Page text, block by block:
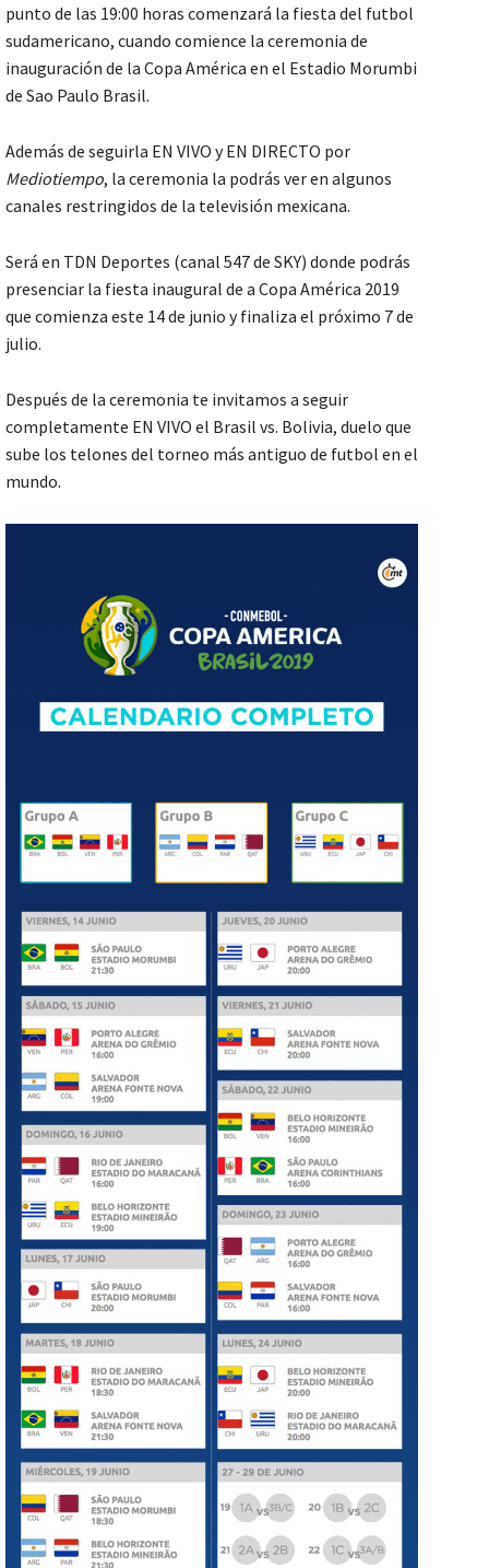
punto de las 19:00 horas comenzará la fiesta del futbol
sudamericano, cuando comience la ceremonia de
inauguración de la Copa América en el Estadio Morumbi
de Sao Paulo Brasil.
Además de seguirla EN VIVO y EN DIRECTO por
Mediotiempo, la ceremonia la podrás ver en algunos
canales restringidos de la televisión mexicana.
Será en TDN Deportes (canal 547 de SKY) donde podrás
presenciar la fiesta inaugural de a Copa América 2019
que comienza este 14 de junio y finaliza el próximo 7 de
julio.
Después de la ceremonia te invitamos a seguir
completamente EN VIVO el Brasil vs. Bolivia, duelo que
sube los telones del torneo más antiguo de futbol en el
mundo.